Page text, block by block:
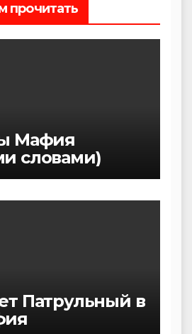
прочитать
Мафия
словами)
Патрульный в